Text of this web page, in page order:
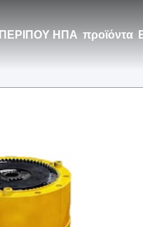
ΠΕΡΙΠΟΥ ΗΠΑ προϊόντα